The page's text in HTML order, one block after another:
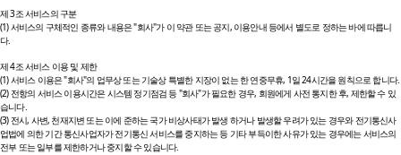
제 3조 서비스의 구분
(1) 서비스의 구체적인 종류와 내용은 "회사"가 이 약관 또는 공지, 이용안내 등에서 별도로 정하는 바에 따릅니
다.
제 4조 서비스 이용 및 제한
(1) 서비스 이용은 "회사"의 업무상 또는 기술상 특별한 지장이 없는 한 연중무휴, 1일 24시간을 원칙으로 합니다.
(2) 전항의 서비스 이용시간은 시스템 정기점검 등 "회사"가 필요한 경우, 회원에게 사전 통지한 후, 제한할 수 있
습니다.
(3) 전시, 사변, 천재지변 또는 이에 준하는 국가 비상사태가 발생 하거나 발생할 우려가 있는 경우와 전기통신사
업법에 의한 기간 통신사업자가 전기통신 서비스를 중지하는 등 기타 부득이한 사유가 있는 경우에는 서비스의
전부 또는 일부를 제한하거나 중지할 수 있습니다.